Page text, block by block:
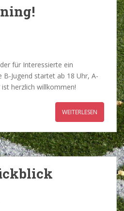
für Interessierte ein
B-Jugend startet ab 18 Uhr, A-
ist herzlich willkommen!
WEITERLESEN